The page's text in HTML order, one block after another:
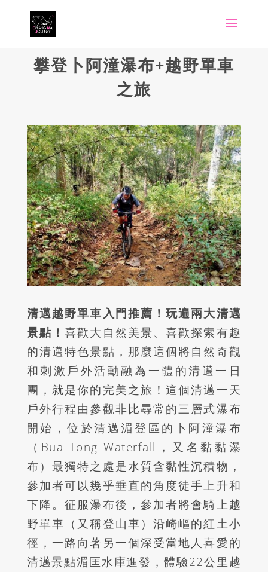
攀登卜阿潼瀑布+越野單車
之旅
清邁越野單車入門推薦！玩遍兩大清邁
景點！喜歡大自然美景、喜歡探索有趣
的清邁特色景點，那麼這個將自然奇觀
和刺激戶外活動融為一體的清邁一日
團，就是你的完美之旅！這個清邁一天
戶外行程由參觀非比尋常的三層式瀑布
開始，位於清邁湄登區的卜阿潼瀑布
（ Bua Tong Waterfall，又名黏黏瀑
布）最獨特之處是水質含黏性沉積物，
參加者可以幾乎垂直的角度徒手上升和
下降。征服瀑布後，參加者將會騎上越
野單車（又稱登山車）沿崎嶇的紅土小
徑，一路向著另一個深受當地人喜愛的
清邁景點湄匡水庫進發，體驗22公里越